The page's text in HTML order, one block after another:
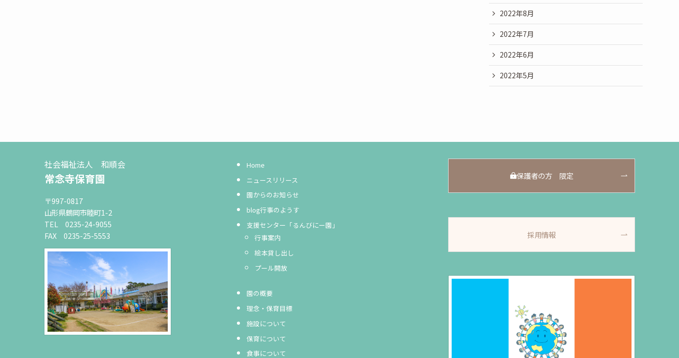
2022年8月
2022年7月
2022年6月
2022年5月
社会福祉法人 和順会
常念寺保育園
〒997-0817
山形県鶴岡市睦町1-2
TEL 0235-24-9055
FAX 0235-25-5553
Home
ニュースリリース
園からのお知らせ
blog行事のようす
支援センター「るんびにー園」
行事案内
絵本貸し出し
プール開放
園の概要
理念・保育目標
施設について
保育について
食事について
保護者の方 限定
採用情報